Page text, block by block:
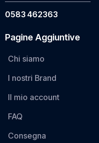
0583 462363
Pagine Aggiuntive
Chi siamo
I nostri Brand
Il mio account
FAQ
Consegna